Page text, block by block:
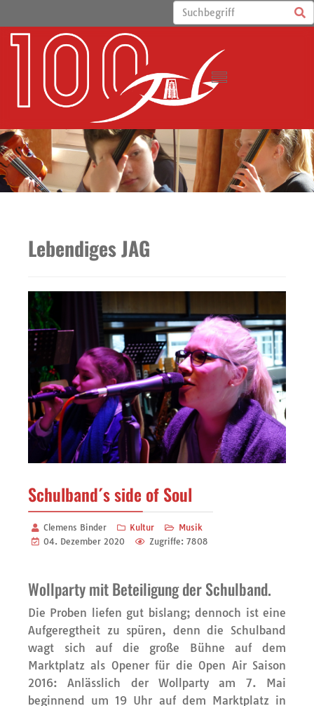
Lebendiges JAG
Schulband´s side of Soul
Clemens Binder Kultur
Musik
04. Dezember 2020
Zugriffe: 7808
Wollparty mit Beteiligung der Schulband.
Die Proben liefen gut bislang; dennoch ist eine
Aufgeregtheit zu spüren, denn die Schulband
wagt sich auf die große Bühne auf dem
Marktplatz als Opener für die Open Air Saison
2016: Anlässlich der Wollparty am 7. Mai
beginnend um 19 Uhr auf dem Marktplatz in